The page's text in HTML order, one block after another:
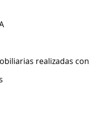
realizadas con